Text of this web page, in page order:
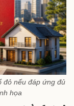
đỏ nếu đáp ứng đủ
họa